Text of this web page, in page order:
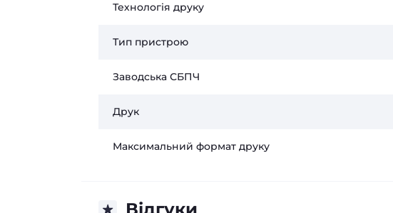
Технологія друку
Тип пристрою
Заводська СБПЧ
Друк
Максимальний формат друку